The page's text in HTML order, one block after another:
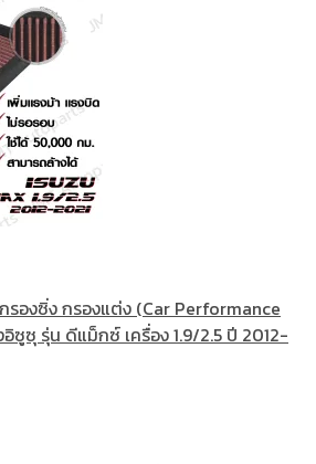
รองซิ่ง กรองแต่ง (Car Performance
ซูซุ รุ่น ดีแม็กซ์ เครื่อง 1.9/2.5 ปี 2012-